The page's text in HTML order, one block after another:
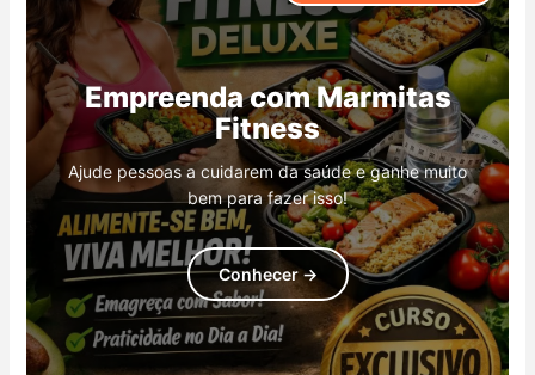
Recaregador Portátil
Power Bank 20.000 mAh
Conhecer →
Empreenda com Marmitas
Fitness
Ajude pessoas a cuidarem da saúde e ganhe muito
bem para fazer isso!
Conhecer →
Câmera de segurança oculta
Câmera Wi-Fi oculta em tomada
Conhecer →
Pochete De Náilon
Impermeável Masculina
Confira este Pochete De Náilon Impermeável Masculina
Crossbody e obtenha-o no Kwai agora!
Conhecer →